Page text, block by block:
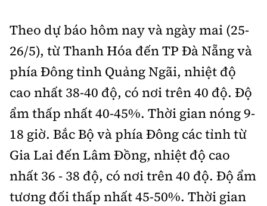
Thông tin tòa
Theo dự báo hôm nay và ngày mai (25-
26/5), từ Thanh Hóa đến TP Đà Nẵng và
phía Đông tỉnh Quảng Ngãi, nhiệt độ
cao nhất 38-40 độ, có nơi trên 40 độ. Độ
ẩm thấp nhất 40-45%. Thời gian nóng 9-
18 giờ. Bắc Bộ và phía Đông các tỉnh từ
Gia Lai đến Lâm Đồng, nhiệt độ cao
nhất 36 - 38 độ, có nơi trên 40 độ. Độ ẩm
tương đối thấp nhất 45-50%. Thời gian